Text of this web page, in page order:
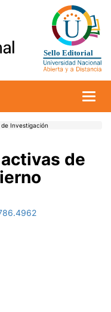
Investigación
de